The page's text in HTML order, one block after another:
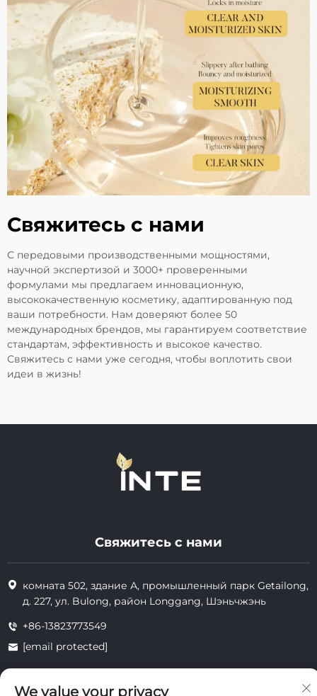
Свяжитесь с нами
С передовыми производственными мощностями,
научной экспертизой и 3000+ проверенными
формулами мы предлагаем инновационную,
высококачественную косметику, адаптированную под
ваши потребности. Нам доверяют более 50
международных брендов, мы гарантируем соответствие
стандартам, эффективность и высокое качество.
Свяжитесь с нами уже сегодня, чтобы воплотить свои
идеи в жизнь!
Свяжитесь с нами
комната 502, здание А, промышленный парк Getailong,
д. 227, ул. Bulong, район Longgang, Шэньчжэнь
+86-13823773549
[email protected]
We value your privacy